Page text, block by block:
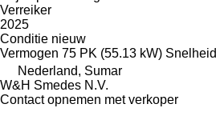
Verreiker
2025
Conditie nieuw
Vermogen 75 PK (55.13 kW) Snelheid
Nederland, Sumar
W&H Smedes N.V.
Contact opnemen met verkoper